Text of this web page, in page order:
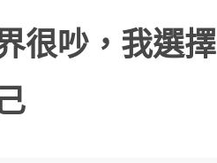
很吵，我選